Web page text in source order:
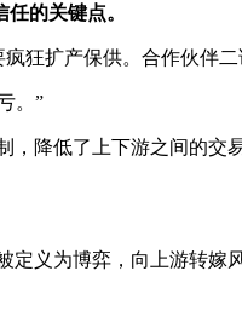
的关键点。
疯狂扩产保供。合作伙
。”
降低了上下游之间的交
义为博弈，向上游转嫁